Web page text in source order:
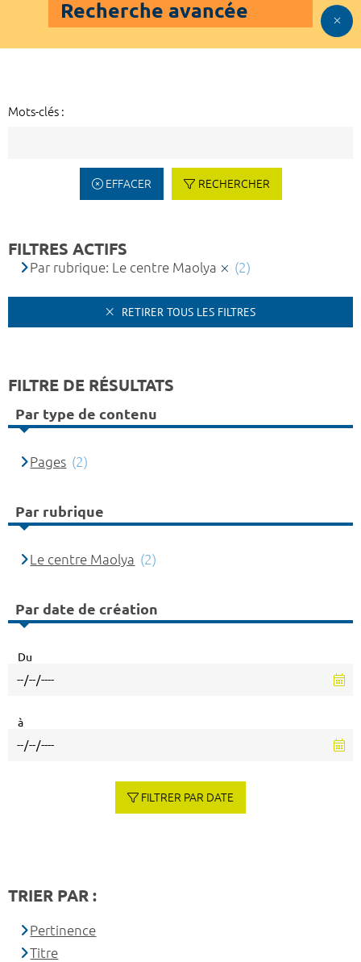
Recherche avancée
Mots-clés :
EFFACER RECHERCHER
FILTRES ACTIFS
Par rubrique: Le centre Maolya (2)
RETIRER TOUS LES FILTRES
FILTRE DE RÉSULTATS
Par type de contenu
Pages (2)
Par rubrique
Le centre Maolya (2)
Par date de création
Du
à
FILTRER PAR DATE
TRIER PAR :
Pertinence
Titre